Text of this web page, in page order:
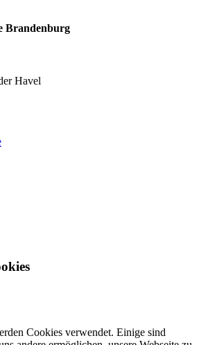
Brandenburg
Havel
Cookies verwendet. Einige sind